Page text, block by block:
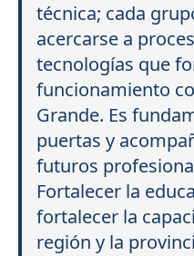
técnica; cada
acercarse a
tecnologías que
funcionamiento
Grande. Es
puertas y
futuros
Fortalecer la
fortalecer la
región y la